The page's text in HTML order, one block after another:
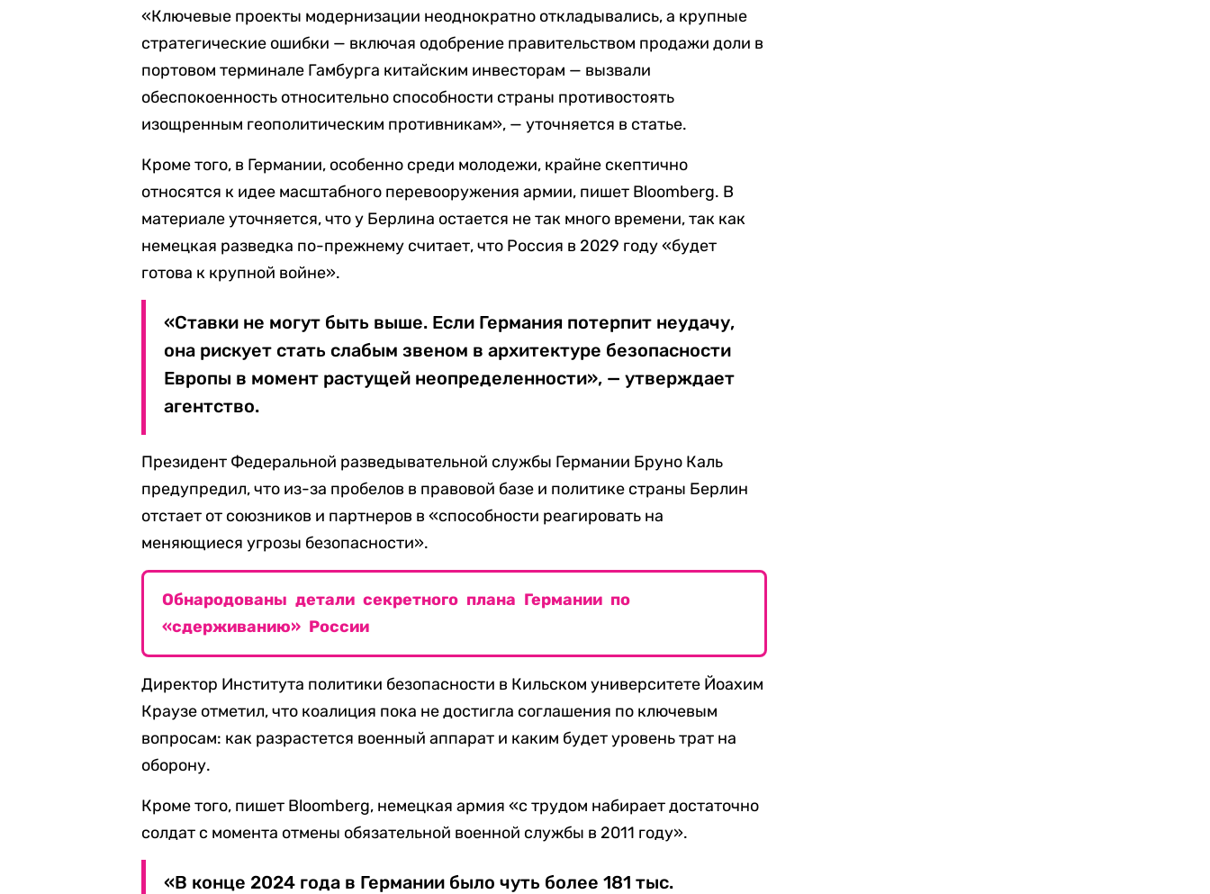
«Ключевые проекты модернизации неоднократно откладывались, а крупные
стратегические ошибки — включая одобрение правительством продажи доли в
портовом терминале Гамбурга китайским инвесторам — вызвали
обеспокоенность относительно способности страны противостоять
изощренным геополитическим противникам», — уточняется в статье.
Кроме того, в Германии, особенно среди молодежи, крайне скептично
относятся к идее масштабного перевооружения армии, пишет Bloomberg. В
материале уточняется, что у Берлина остается не так много времени, так как
немецкая разведка по-прежнему считает, что Россия в 2029 году «будет
готова к крупной войне».
«Ставки не могут быть выше. Если Германия потерпит неудачу,
она рискует стать слабым звеном в архитектуре безопасности
Европы в момент растущей неопределенности», — утверждает
агентство.
Президент Федеральной разведывательной службы Германии Бруно Каль
предупредил, что из-за пробелов в правовой базе и политике страны Берлин
отстает от союзников и партнеров в «способности реагировать на
меняющиеся угрозы безопасности».
Обнародованы детали секретного плана Германии по
«сдерживанию» России
Директор Института политики безопасности в Кильском университете Йоахим
Краузе отметил, что коалиция пока не достигла соглашения по ключевым
вопросам: как разрастется военный аппарат и каким будет уровень трат на
оборону.
Кроме того, пишет Bloomberg, немецкая армия «с трудом набирает достаточно
солдат с момента отмены обязательной военной службы в 2011 году».
«В конце 2024 года в Германии было чуть более 181 тыс.